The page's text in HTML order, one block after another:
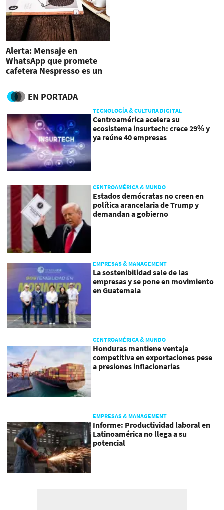
Alerta: Mensaje en
WhatsApp que promete
cafetera Nespresso es un
EN PORTADA
TECNOLOGÍA & CULTURA DIGITAL
Centroamérica acelera su
ecosistema insurtech: crece 29% y
ya reúne 40 empresas
CENTROAMÉRICA & MUNDO
Estados demócratas no creen en
política arancelaria de Trump y
demandan a gobierno
EMPRESAS & MANAGEMENT
La sostenibilidad sale de las
empresas y se pone en movimiento
en Guatemala
CENTROAMÉRICA & MUNDO
Honduras mantiene ventaja
competitiva en exportaciones pese
a presiones inflacionarias
EMPRESAS & MANAGEMENT
Informe: Productividad laboral en
Latinoamérica no llega a su
potencial